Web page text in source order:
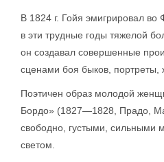
В 1824 г. Гойя эмигрировал
в эти трудные годы тяжелой
он создавал совершенные
сценами боя быков, портреты,
Поэтичен образ молодой
Бордо» (1827—1828, Прадо,
свободно, густыми, сильными
светом.